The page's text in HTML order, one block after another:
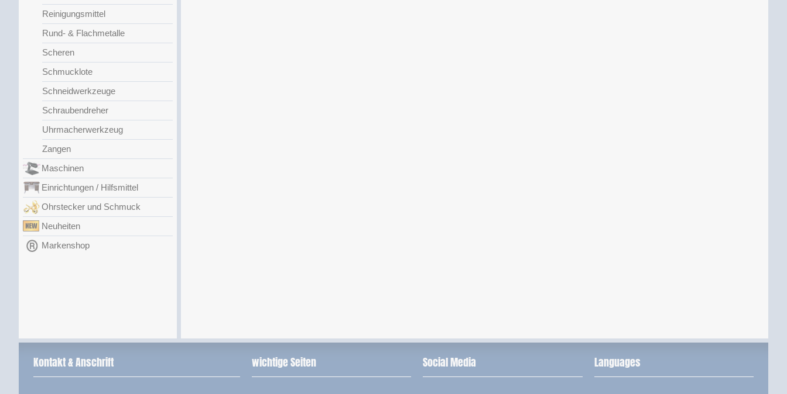
Reinigungsmittel
Rund- & Flachmetalle
Scheren
Schmucklote
Schneidwerkzeuge
Schraubendreher
Uhrmacherwerkzeug
Zangen
Maschinen
Einrichtungen / Hilfsmittel
Ohrstecker und Schmuck
Neuheiten
Markenshop
Kontakt & Anschrift wichtige Seiten Social Media Languages